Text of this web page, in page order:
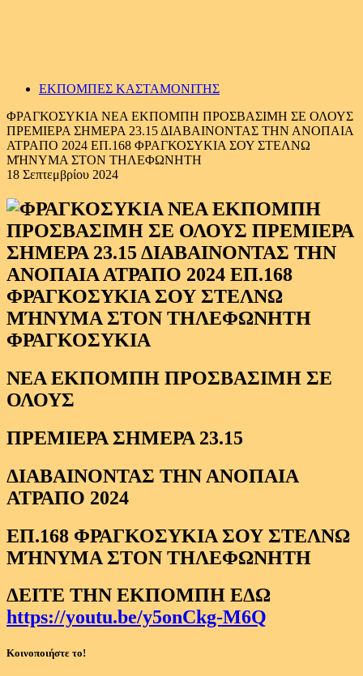
ΕΚΠΟΜΠΕΣ ΚΑΣΤΑΜΟΝΙΤΗΣ
ΦΡΑΓΚΟΣΥΚΙΑ ΝΕΑ ΕΚΠΟΜΠΗ ΠΡΟΣΒΑΣΙΜΗ ΣΕ ΟΛΟΥΣ
ΠΡΕΜΙΕΡΑ ΣΗΜΕΡΑ 23.15 ΔΙΑΒΑΙΝΟΝΤΑΣ ΤΗΝ ΑΝΟΠΑΙΑ
ΑΤΡΑΠΟ 2024 ΕΠ.168 ΦΡΑΓΚΟΣΥΚΙΑ ΣΟΥ ΣΤΕΛΝΩ
ΜΉΝΥΜΑ ΣΤΟΝ ΤΗΛΕΦΩΝΗΤΗ
18 Σεπτεμβρίου 2024
ΦΡΑΓΚΟΣΥΚΙΑ
ΝΕΑ ΕΚΠΟΜΠΗ ΠΡΟΣΒΑΣΙΜΗ ΣΕ
ΟΛΟΥΣ
ΠΡΕΜΙΕΡΑ ΣΗΜΕΡΑ 23.15
ΔΙΑΒΑΙΝΟΝΤΑΣ ΤΗΝ ΑΝΟΠΑΙΑ
ΑΤΡΑΠΟ 2024
ΕΠ.168 ΦΡΑΓΚΟΣΥΚΙΑ ΣΟΥ ΣΤΕΛΝΩ
ΜΉΝΥΜΑ ΣΤΟΝ ΤΗΛΕΦΩΝΗΤΗ
ΔΕΙΤΕ ΤΗΝ ΕΚΠΟΜΠΗ ΕΔΩ
https://youtu.be/y5onCkg-M6Q
Κοινοποιήστε το!